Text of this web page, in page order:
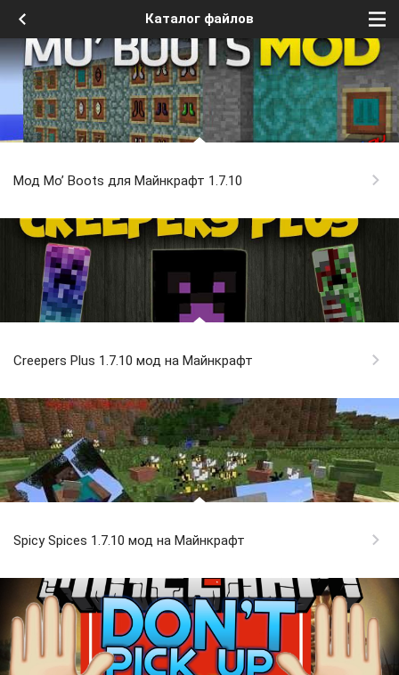
Каталог файлов
Мод Mo’ Boots для Майнкрафт 1.7.10
Creepers Plus 1.7.10 мод на Майнкрафт
Spicy Spices 1.7.10 мод на Майнкрафт